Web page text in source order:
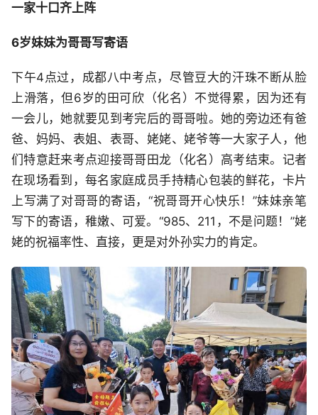
一家十口齐上阵
6岁妹妹为哥哥写寄语
下午4点过，成都八中考点，尽管豆大的汗珠不断从脸
上滑落，但6岁的田可欣（化名）不觉得累，因为还有
一会儿，她就要见到考完后的哥哥啦。她的旁边还有爸
爸、妈妈、表姐、表哥、姥姥、姥爷等一大家子人，他
们特意赶来考点迎接哥哥田龙（化名）高考结束。记者
在现场看到，每名家庭成员手持精心包装的鲜花，卡片
上写满了对哥哥的寄语，“祝哥哥开心快乐！”妹妹亲笔
写下的寄语，稚嫩、可爱。“985、211，不是问题！”姥
姥的祝福率性、直接，更是对外孙实力的肯定。